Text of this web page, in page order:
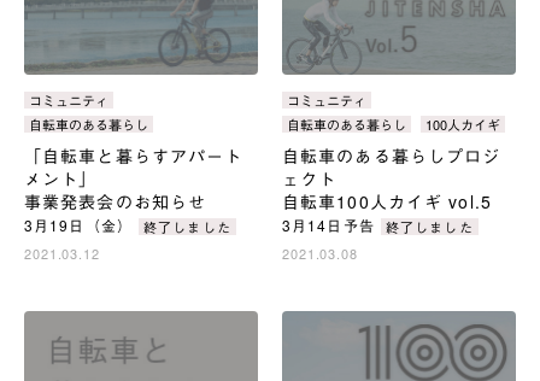
カ
テ
ゴ
リ：
タ
グ：
コミュニティ
自転車のある暮らし
「自転車と暮らすアパート
メント」
事業発表会のお知らせ
3月19日（金）
終了しました
2021.03.12
カ
テ
ゴ
リ：
タ
グ：
コミュニティ
自転車のある暮らし
100人カイギ
自転車のある暮らしプロジ
ェクト
自転車100人カイギ vol.5
3月14日予告
終了しました
2021.03.08